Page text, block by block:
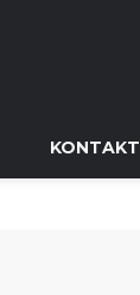
KONTAKT